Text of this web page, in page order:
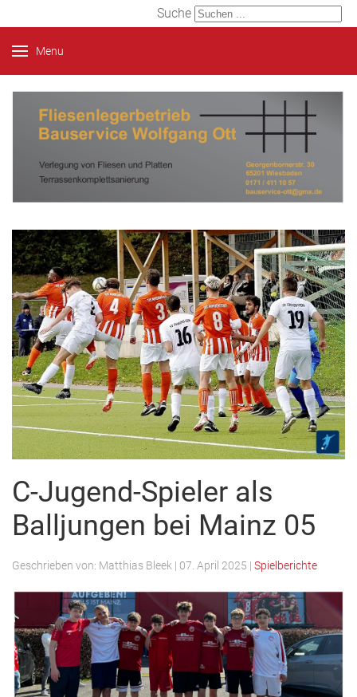
Suche
Menu
C-Jugend-Spieler als
Balljungen bei Mainz 05
Geschrieben von: Matthias Bleek | 07. April 2025 | Spielberichte